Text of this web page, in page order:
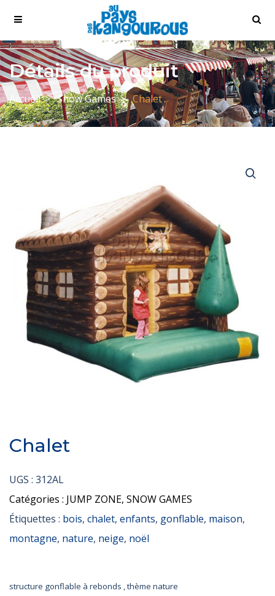
Détails du produit
Accueil Snow Games Chalet
Chalet
UGS : 312AL
Catégories : JUMP ZONE, SNOW GAMES
Étiquettes : bois, chalet, enfants, gonflable, maison,
montagne, nature, neige, noël
structure gonflable à rebonds , thème nature